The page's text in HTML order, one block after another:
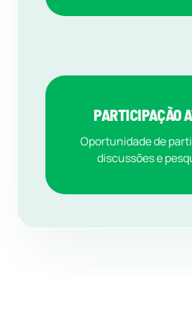
PARTICIPAÇÃO
Oportunidade de
discussões e